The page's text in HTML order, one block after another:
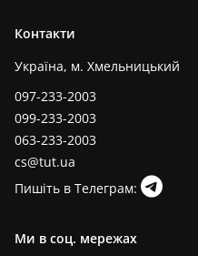
Контакти
Україна, м. Хмельницький
097-233-2003
099-233-2003
063-233-2003
cs@tut.ua
Пишіть в Телеграм:
Ми в соц. мережах